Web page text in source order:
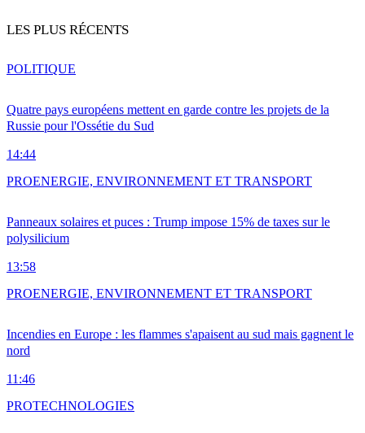
LES PLUS RÉCENTS
Quatre pays européens mettent en garde contre les projets de la
Russie pour l'Ossétie du Sud
14:44
POLITIQUE
Panneaux solaires et puces : Trump impose 15% de taxes sur le
polysilicium
13:58
PROENERGIE, ENVIRONNEMENT ET TRANSPORT
Incendies en Europe : les flammes s'apaisent au sud mais gagnent le
nord
11:46
PROENERGIE, ENVIRONNEMENT ET TRANSPORT
PROTECHNOLOGIES